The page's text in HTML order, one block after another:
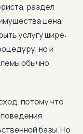
раздел
цена,
услугу шире:
но и
обычно
потому что
базы. Но